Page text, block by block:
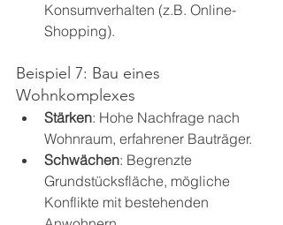
Konsumverhalten (z.B. Online-
Shopping).
Beispiel 7: Bau eines
Wohnkomplexes
Stärken: Hohe Nachfrage nach
Wohnraum, erfahrener Bauträger.
Schwächen: Begrenzte
Grundstücksfläche, mögliche
Konflikte mit bestehenden